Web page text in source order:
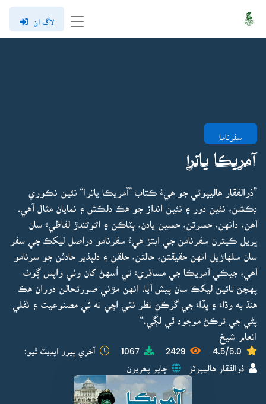
لاگ ان
سفرناما
آمريڪا ياترا
”ذوالفقار هاليپوٽي جو هيءُ ڪتاب ”آمريڪا ياترا“ نئين نڪوري
ڊڪشن، نئين دور ۽ نئين انداز جو هڪ دلڪش ۽ نمايان مثال آهي.
آهن، دانهن، حسرتن، حسين يادن، ٻٽاڪن ۽ اڻوڻندڙ لفاظيءَ سان
ڀريل ڪيترن سفرنامن جي ابتڙ هيءُ سفرنامو دراصل ليکڪ جي سفر
سان سلهاڙيل انهن حقيقتن، حالتن، حلقن ۽ دلپذير حادثن جو سرنامو
آهي، جيڪي آمريڪا جي مسافريءَ تي اُسهڻ کان وٺي واپس ڳوٺ
پهچڻ تائين ليکڪ سان پيش آيا. انهن مڙني صورتحالن دوران هڪ
هنڌ به وڌاءَ ۽ پڏاءَ جي گرڪڻ نظر نٿي اچي نه ئي مصنوعيت ۽ نقلي
پڻي جي ترڪڻ موجود ٿي لڳي.“
انعام شيخ
4.5/5.0
2429
1067 آخري ڀيرو اپڊيٽ ٿيو:
ذوالفقار هاليپوٽو ڇاپو پھريون